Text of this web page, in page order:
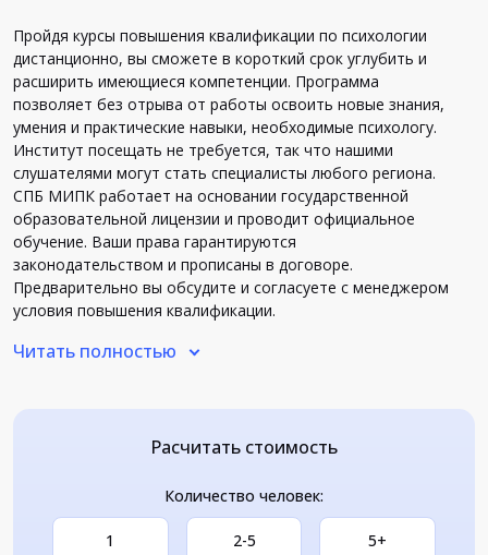
Пройдя курсы повышения квалификации по психологии
дистанционно, вы сможете в короткий срок углубить и
расширить имеющиеся компетенции. Программа
позволяет без отрыва от работы освоить новые знания,
умения и практические навыки, необходимые психологу.
Институт посещать не требуется, так что нашими
слушателями могут стать специалисты любого региона.
СПБ МИПК работает на основании государственной
образовательной лицензии и проводит официальное
обучение. Ваши права гарантируются
законодательством и прописаны в договоре.
Предварительно вы обсудите и согласуете с менеджером
условия повышения квалификации.
часов. Вы занимаетесь с комфортной интенсивностью и
возможность быть более конкурентоспособным на
заработок, оптимизируете трудовые обязанности,
можете рассчитывать на карьерный рост. Многие
слушатели, прошедшие курсы, расширяют клиентскую
Читать полностью
Расчитать стоимость
Количество человек:
1 2-5 5+